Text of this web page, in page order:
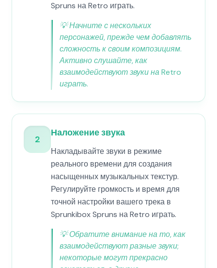
Spruns на Retro играть.
💡Начните с нескольких
персонажей, прежде чем добавлять
сложность к своим композициям.
Активно слушайте, как
взаимодействуют звуки на Retro
играть.
2
Наложение звука
Накладывайте звуки в режиме
реального времени для создания
насыщенных музыкальных текстур.
Регулируйте громкость и время для
точной настройки вашего трека в
Sprunkibox Spruns на Retro играть.
💡Обратите внимание на то, как
взаимодействуют разные звуки;
некоторые могут прекрасно